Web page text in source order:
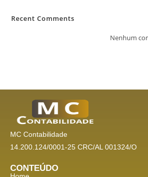
Recent Comments
Nenhum
MC Contabilidade
14.200.124/0001-25 CRC/AL 001324/O
CONTEÚDO